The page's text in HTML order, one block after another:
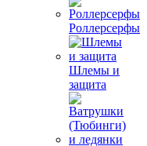
Роллерсерфы
Шлемы и
защита